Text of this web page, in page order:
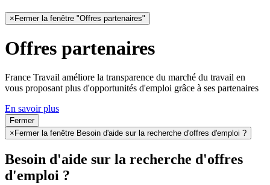
×Fermer la fenêtre "Offres partenaires"
Offres partenaires
France Travail améliore la transparence du marché du travail en
vous proposant plus d'opportunités d'emploi grâce à ses partenaires
En savoir plus
Fermer
× Fermer la fenêtre Besoin d'aide sur la recherche d'offres d'emploi ?
Besoin d'aide sur la recherche d'offres
d'emploi ?